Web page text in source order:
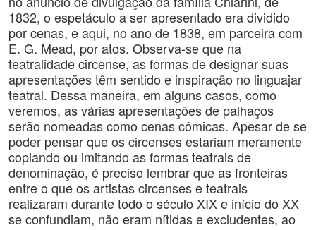
1832, o espetáculo a ser apresentado era dividido
por cenas, e aqui, no ano de 1838, em parceira com
E. G. Mead, por atos. Observa-se que na
teatralidade circense, as formas de designar suas
apresentações têm sentido e inspiração no linguajar
teatral. Dessa maneira, em alguns casos, como
veremos, as várias apresentações de palhaços
serão nomeadas como cenas cômicas. Apesar de se
poder pensar que os circenses estariam meramente
copiando ou imitando as formas teatrais de
denominação, é preciso lembrar que as fronteiras
entre o que os artistas circenses e teatrais
realizaram durante todo o século XIX e início do XX
se confundiam, não eram nítidas e excludentes, ao